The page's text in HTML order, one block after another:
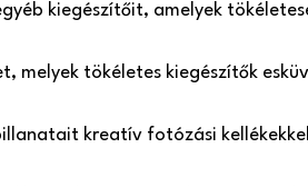
kiegészítőit, amelyek
melyek tökéletes kiegészítők
kreatív fotózási